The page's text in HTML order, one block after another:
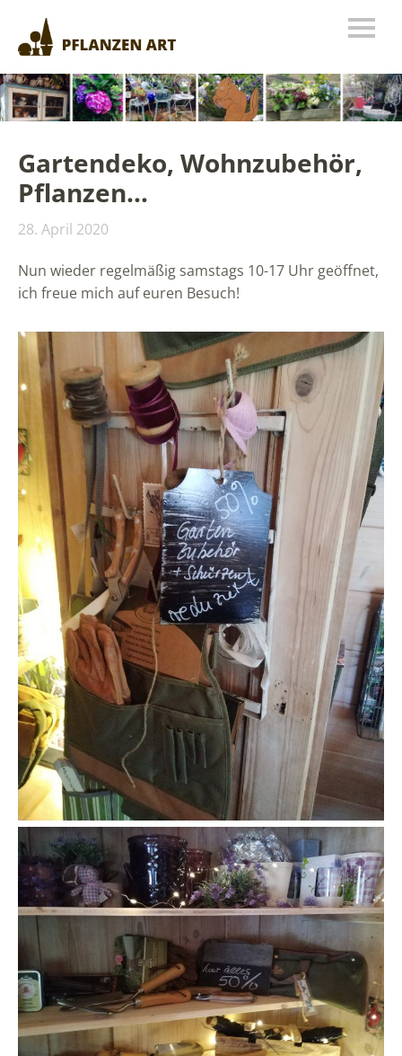
Gartendeko, Wohnzubehör,
Pflanzen…
28. April 2020
Nun wieder regelmäßig samstags 10-17 Uhr geöffnet,
ich freue mich auf euren Besuch!